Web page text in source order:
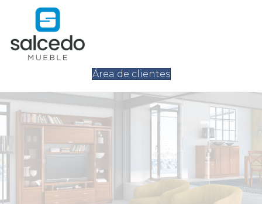
Área de clientes